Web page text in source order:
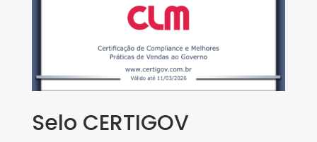
Selo CERTIGOV